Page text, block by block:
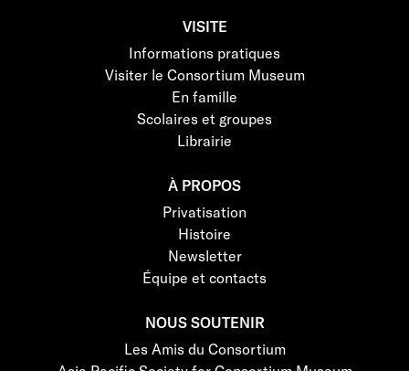
VISITE
Informations pratiques
Visiter le Consortium Museum
En famille
Scolaires et groupes
Librairie
À PROPOS
Privatisation
Histoire
Newsletter
Équipe et contacts
NOUS SOUTENIR
Les Amis du Consortium